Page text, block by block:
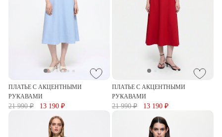
ПЛАТЬЕ С АКЦЕНТНЫМИ
РУКАВАМИ
21 990 ₽ 13 190 ₽
ПЛАТЬЕ С АКЦЕНТНЫМИ
РУКАВАМИ
21 990 ₽ 13 190 ₽